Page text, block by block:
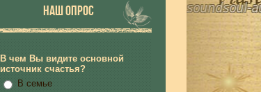
НАШ ОПРОС
В чем Вы видите основной
источник счастья?
В семье